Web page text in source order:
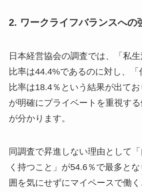
2. ワークライフバランスへの
日本経営協会の調査では、「私
比率は44.4%であるのに対し、
比率は18.4％という結果が出て
が明確にプライベートを重視す
が分かります。
同調査で昇進しない理由として
く持つこと」が54.6％で最多と
囲を気にせずにマイペースで働